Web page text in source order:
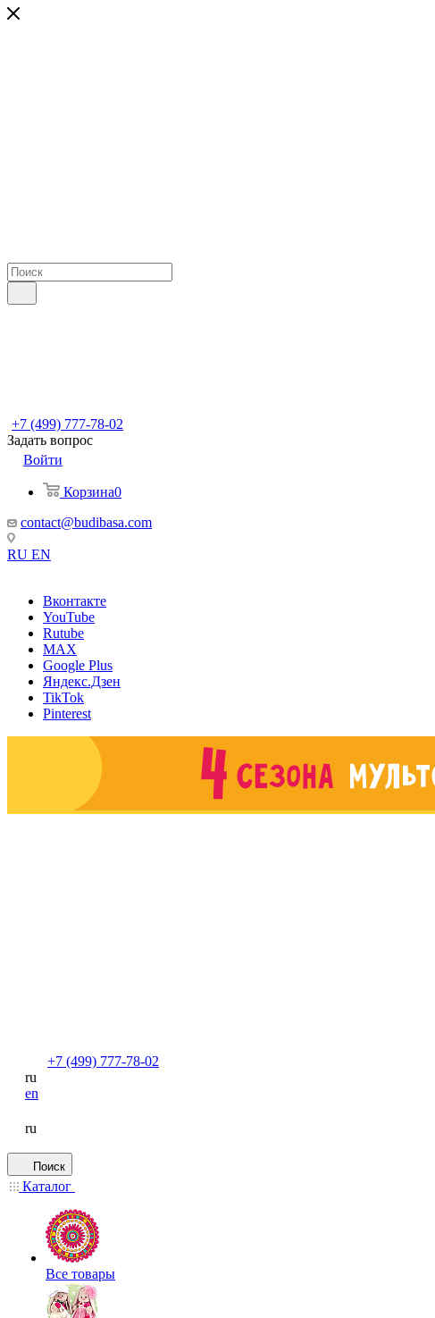
+7 (499) 777-78-02
Задать вопрос
Войти
Корзина0
contact@budibasa.com
RU EN
Вконтакте
YouTube
Rutube
MAX
Google Plus
Яндекс.Дзен
TikTok
Pinterest
+7 (499) 777-78-02
ru
en
ru
Поиск
Каталог
Все товары